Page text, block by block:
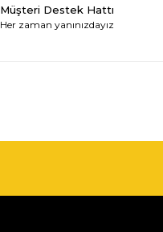
Müşteri Destek Hattı
Her zaman yanınızdayız